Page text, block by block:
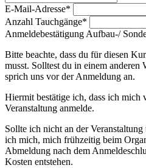
E-Mail-Adresse*
Anzahl Tauchgänge*
Anmeldebestätigung Aufbau-/
Bitte beachte, dass du für diesen
musst. Solltest du in einem
sprich uns vor der Anmeldung an.
Hiermit bestätige ich, dass ich mich
Veranstaltung anmelde.
Sollte ich nicht an der
ich mich, mich frühzeitig beim
Abmeldung nach dem
Kosten entstehen.